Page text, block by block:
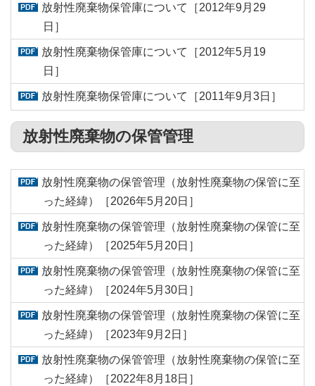
放射性廃棄物保管庫について［2012年9月29
日］
放射性廃棄物保管庫について［2012年5月19
日］
放射性廃棄物保管庫について［2011年9月3日］
放射性廃棄物の保管管理
放射性廃棄物の保管管理（放射性廃棄物の保管に至
った経緯）［2026年5月20日］
放射性廃棄物の保管管理（放射性廃棄物の保管に至
った経緯）［2025年5月20日］
放射性廃棄物の保管管理（放射性廃棄物の保管に至
った経緯）［2024年5月30日］
放射性廃棄物の保管管理（放射性廃棄物の保管に至
った経緯）［2023年9月2日］
放射性廃棄物の保管管理（放射性廃棄物の保管に至
った経緯）［2022年8月18日］